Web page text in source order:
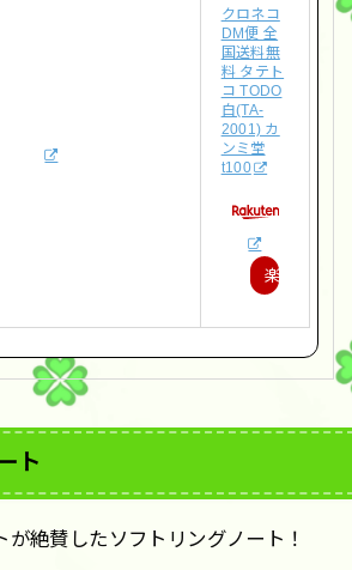
クロネコ
DM便 全
国送料無
料 タテト
コ TODO
白(TA-
2001) カ
ンミ堂
t100
楽
で
入
ト
が絶賛したソフトリングノート！